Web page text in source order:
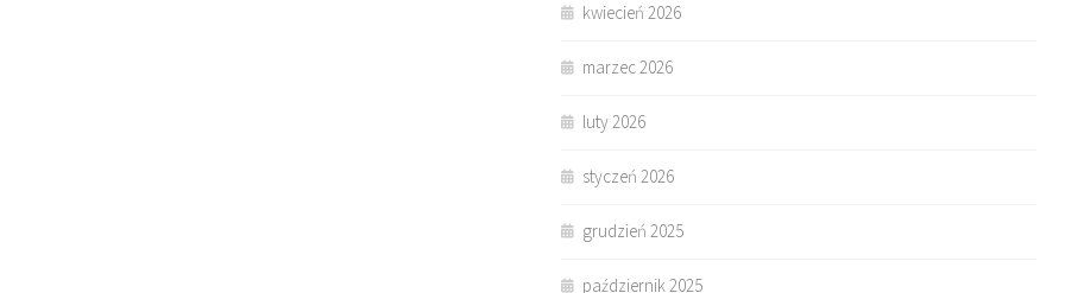
kwiecień 2026
marzec 2026
luty 2026
styczeń 2026
grudzień 2025
październik 2025